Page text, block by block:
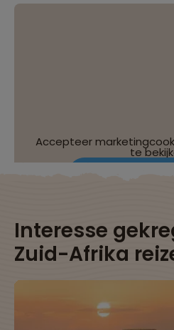
Accepteer
te
Interesse
Zuid-Afrika